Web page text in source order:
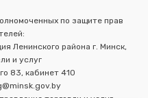
по защите прав
Ленинского района г. Минск,
и услуг
83, кабинет 410